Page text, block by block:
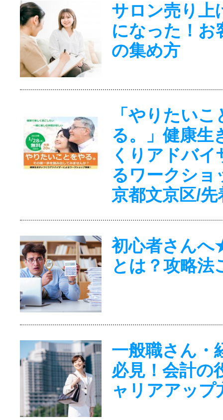
サロン売り上
になった！お
の集め方
「やりたい
る。」健康生
くりアドバイ
るワークショ
京都文京区/先
初心者さん
とは？攻略法
一般職さん・
必見！会計の
ャリアアッ